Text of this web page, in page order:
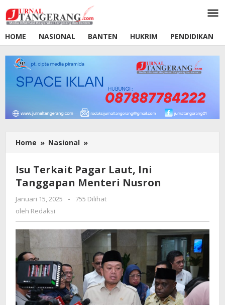
ke
konten
HOME
NASIONAL BANTEN HUKRIM PENDIDIKAN
Home » Nasional »
Terkait
Laut,
Ini
Tanggapan
Isu Terkait Pagar Laut, Ini
Tanggapan Menteri Nusron
Januari 15, 2025
oleh
-
755 Dilihat
oleh Redaksi